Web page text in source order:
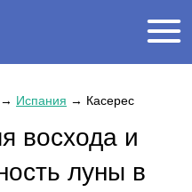
→ Испания → Касерес
восхода и
луны в